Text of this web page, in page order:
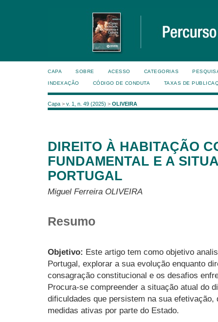
CAPA SOBRE ACESSO CATEGORIAS
INDEXAÇÃO CÓDIGO DE CONDUTA TAXAS DE
Capa > v. 1, n. 49 (2025) > OLIVEIRA
DIREITO À HABITAÇÃO
FUNDAMENTAL E A
PORTUGAL
Miguel Ferreira OLIVEIRA
Resumo
Objetivo: Este artigo tem como objetivo
Portugal, explorar a sua evolução enquanto
consagração constitucional e os desafios
Procura-se compreender a situação atual do
dificuldades que persistem na sua
medidas ativas por parte do Estado.